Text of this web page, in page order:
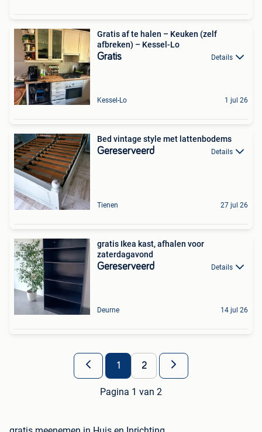
Gratis af te halen – Keuken (zelf
afbreken) – Kessel-Lo
Gratis Details
Kessel-Lo 1 jul 26
Bed vintage style met lattenbodems
Gereserveerd Details
Tienen 27 jul 26
gratis Ikea kast, afhalen voor
zaterdagavond
Gereserveerd Details
Deurne 14 jul 26
1 2
Pagina 1 van 2